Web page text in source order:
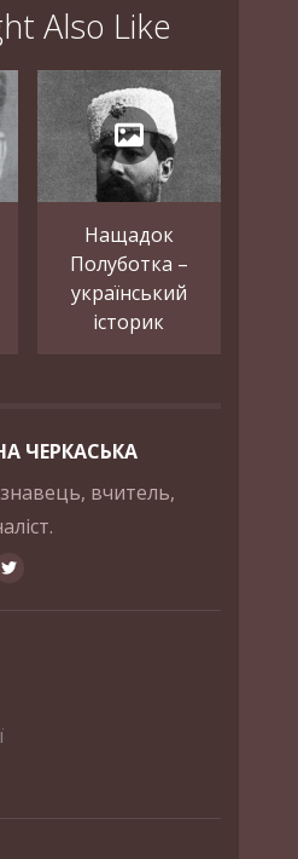
Also Like
Нащадок
Полуботка –
український
історик
ЧЕРКАСЬКА
вчитель,